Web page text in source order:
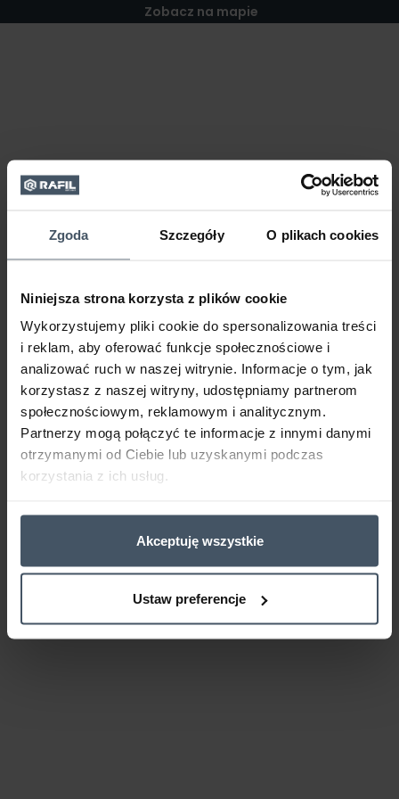
Zgoda Szczegóły O plikach cookies
Niniejsza strona korzysta z plików cookie
Wykorzystujemy pliki cookie do spersonalizowania treści
i reklam, aby oferować funkcje społecznościowe i
analizować ruch w naszej witrynie. Informacje o tym, jak
korzystasz z naszej witryny, udostępniamy partnerom
społecznościowym, reklamowym i analitycznym.
Partnerzy mogą połączyć te informacje z innymi danymi
otrzymanymi od Ciebie lub uzyskanymi podczas
korzystania z ich usług.
Akceptuję wszystkie
Ustaw preferencje
Zobacz na mapie